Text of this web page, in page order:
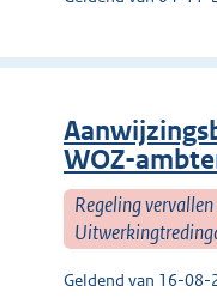
WOZ-
Regeling
Geldend van 16-